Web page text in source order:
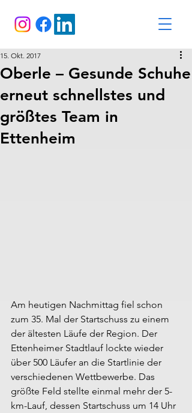
Oberle – Gesunde Schuhe
erneut schnellstes und
größtes Team in
Ettenheim
15. Okt. 2017
Am heutigen Nachmittag fiel schon
zum 35. Mal der Startschuss zu einem
der ältesten Läufe der Region. Der
Ettenheimer Stadtlauf lockte wieder
über 500 Läufer an die Startlinie der
verschiedenen Wettbewerbe. Das
größte Feld stellte einmal mehr der 5-
km-Lauf, dessen Startschuss um 14 Uhr